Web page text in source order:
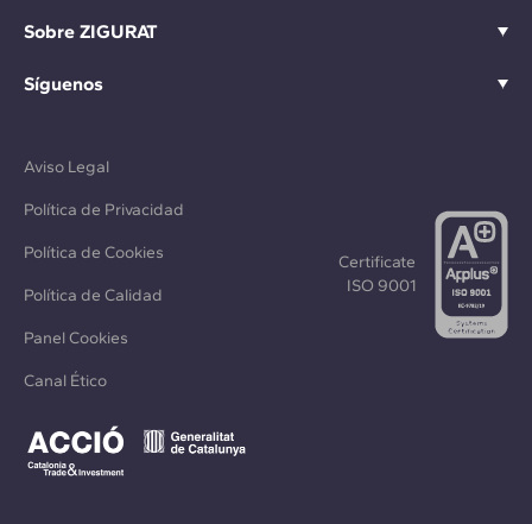
Sobre ZIGURAT
Síguenos
Aviso Legal
Política de Privacidad
Política de Cookies
Política de Calidad
Panel Cookies
Canal Ético
Certificate
ISO 9001